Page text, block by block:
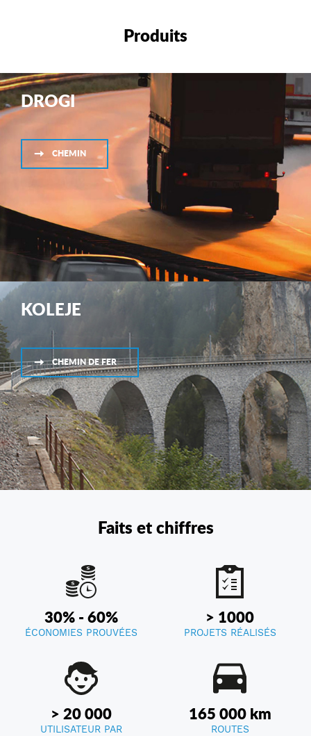
Produits
DROGI
CHEMIN
KOLEJE
CHEMIN DE FER
Faits et chiffres
30% - 60%
ÉCONOMIES PROUVÉES
> 1000
PROJETS RÉALISÉS
> 20 000
UTILISATEUR PAR
165 000 km
ROUTES